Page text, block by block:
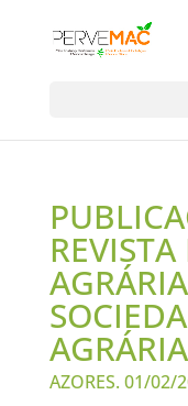
AZORES. 01/02/